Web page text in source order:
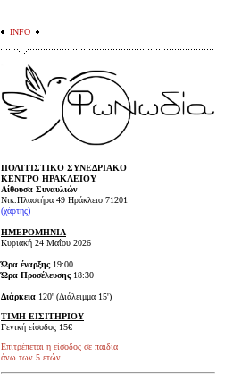
INFO
ΠΟΛΙΤΙΣΤΙΚΟ ΣΥΝΕΔΡΙΑΚΟ
ΚΕΝΤΡΟ ΗΡΑΚΛΕΙΟΥ
Αίθουσα Συναυλιών
Νικ.Πλαστήρα 49 Ηράκλειο 71201
(χάρτης)
ΗΜΕΡΟΜΗΝΙΑ
Κυριακή 24 Μαΐου 2026
Ώρα έναρξης 19:00
Ώρα Προσέλευσης 18:30
Διάρκεια 120' (Διάλειμμα 15')
ΤΙΜΗ ΕΙΣΙΤΗΡΙΟΥ
Γενική είσοδος 15€
Επιτρέπεται η είσοδος σε παιδία
άνω των 5 ετών